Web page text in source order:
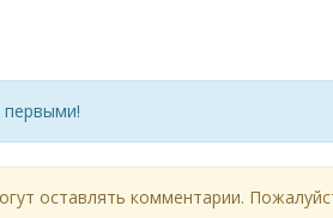
первыми!
оставлять комментарии.